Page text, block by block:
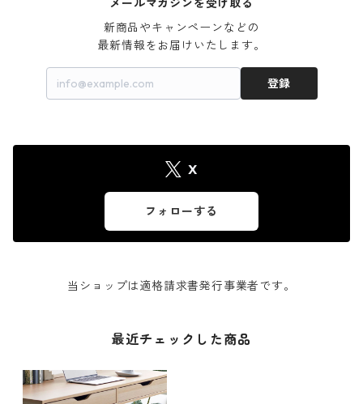
メールマガジンを受け取る
新商品やキャンペーンなどの
最新情報をお届けいたします。
登録
X
フォローする
当ショップは適格請求書発行事業者です。
最近チェックした商品